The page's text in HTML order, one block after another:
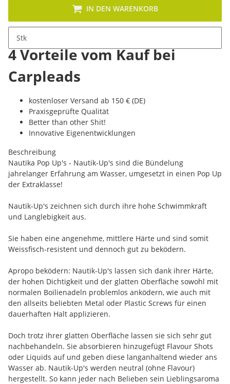
Stk
IN DEN WARENKORB
4 Vorteile vom Kauf bei
Carpleads
kostenloser Versand ab 150 € (DE)
Praxisgeprüfte Qualität
Better than other Shit!
Innovative Eigenentwicklungen
Beschreibung
Nautika Pop Up's - Nautik-Up's sind die Bündelung
jahrelanger Erfahrung am Wasser, umgesetzt in einen Pop Up
der Extraklasse!
Nautik-Up's zeichnen sich durch ihre hohe Schwimmkraft
und Langlebigkeit aus.
Sie haben eine angenehme, mittlere Härte und sind somit
Weissfisch-resistent und dennoch gut zu beködern.
Apropo beködern: Nautik-Up's lassen sich dank ihrer Härte,
der hohen Dichtigkeit und der glatten Oberfläche sowohl mit
normalen Boilienadeln problemlos anködern, wie auch mit
den allseits beliebten Metal oder Plastic Screws für einen
dauerhaften Halt applizieren.
Doch trotz ihrer glatten Oberfläche lassen sie sich sehr gut
nachbehandeln. Sie absorbieren hinzugefügt Flavour Shots
oder Liquids auf und geben diese langanhaltend wieder ans
Wasser ab. Nautik-Up's werden neutral (ohne Flavour)
hergestellt. So kann jeder nach Belieben sein Lieblingsaroma